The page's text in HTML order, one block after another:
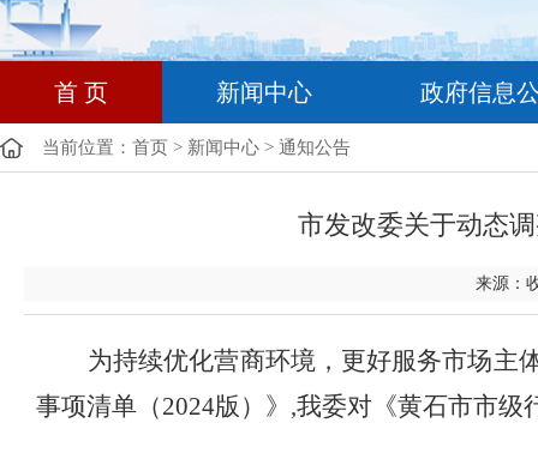
首 页 新闻中心 政府信息
当前位置： 首页 > 新闻中心 > 通知公告
市发改委关于动态
来源：
为持续优化营商环境，更好服务市场主
事项清单（2024版 ）》 ,我委对 《黄石市市级